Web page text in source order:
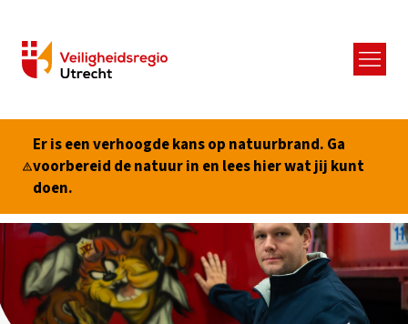
Menu
Er is een verhoogde kans op natuurbrand. Ga
voorbereid de natuur in en lees hier wat jij kunt
doen.